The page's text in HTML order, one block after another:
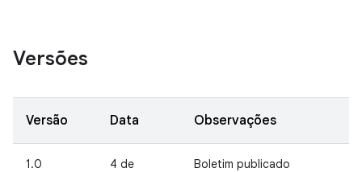
Versões
Versão Data Observações
1.0
4 de
Boletim publicado